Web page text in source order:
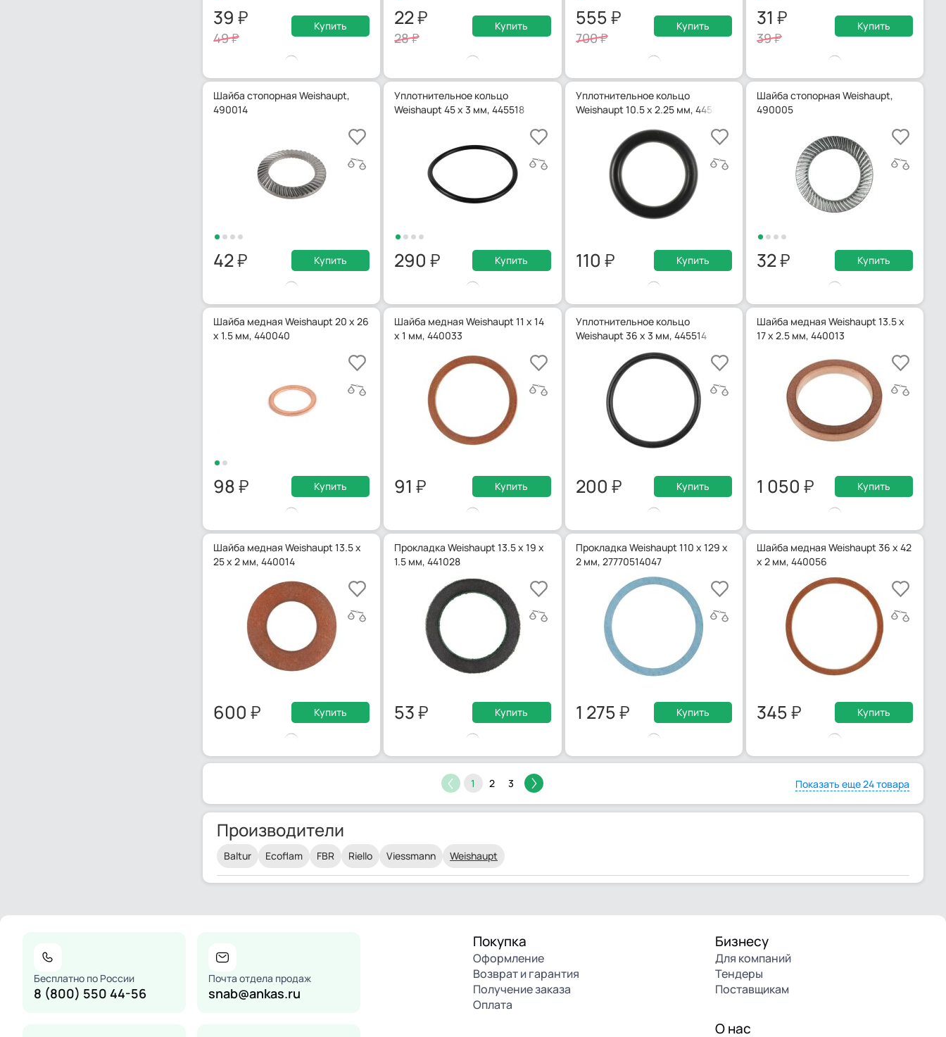
39
49
Купить 22
28
Купить 555
700
Купить 31
39
Купить
Шайба стопорная Weishaupt,
490014
42 Купить
Уплотнительное кольцо
Weishaupt 45 x 3 мм, 445518
290 Купить
Уплотнительное кольцо
Weishaupt 10.5 х 2.25 мм, 445512
110 Купить
Шайба стопорная Weishaupt,
490005
32 Купить
Шайба медная Weishaupt 20 x 26
x 1.5 мм, 440040
98 Купить
Шайба медная Weishaupt 11 x 14
x 1 мм, 440033
91 Купить
Уплотнительное кольцо
Weishaupt 36 x 3 мм, 445514
200 Купить
Шайба медная Weishaupt 13.5 х
17 х 2.5 мм, 440013
1 050 Купить
Шайба медная Weishaupt 13.5 х
25 х 2 мм, 440014
600 Купить
Прокладка Weishaupt 13.5 x 19 x
1.5 мм, 441028
53 Купить
Прокладка Weishaupt 110 x 129 x
2 мм, 27770514047
1 275 Купить
Шайба медная Weishaupt 36 х 42
х 2 мм, 440056
345 Купить
1 2 3 Показать еще 24 товара
Производители
Baltur Ecoflam FBR Riello Viessmann Weishaupt
Бесплатно по России
8 (800) 550 44-56
Почта отдела продаж
snab@ankas.ru
Покупка
Оформление
Возврат и гарантия
Получение заказа
Оплата
Бизнесу
Для компаний
Тендеры
Поставщикам
О нас